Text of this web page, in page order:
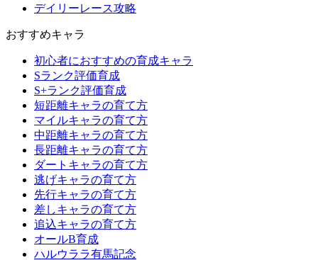
デイリーレース攻略
おすすめキャラ
初心者におすすめの育成キャラ
Sランク評価育成
S+ランク評価育成
短距離キャラの育て方
マイルキャラの育て方
中距離キャラの育て方
長距離キャラの育て方
ダートキャラの育て方
逃げキャラの育て方
先行キャラの育て方
差しキャラの育て方
追込キャラの育て方
オールB育成
ハルウララ有馬記念